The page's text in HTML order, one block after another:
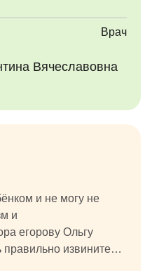
страшная
приключение.
Врач
Вячеславовна
и не могу не
и
егорову Ольгу
правильно извините
другого слова не